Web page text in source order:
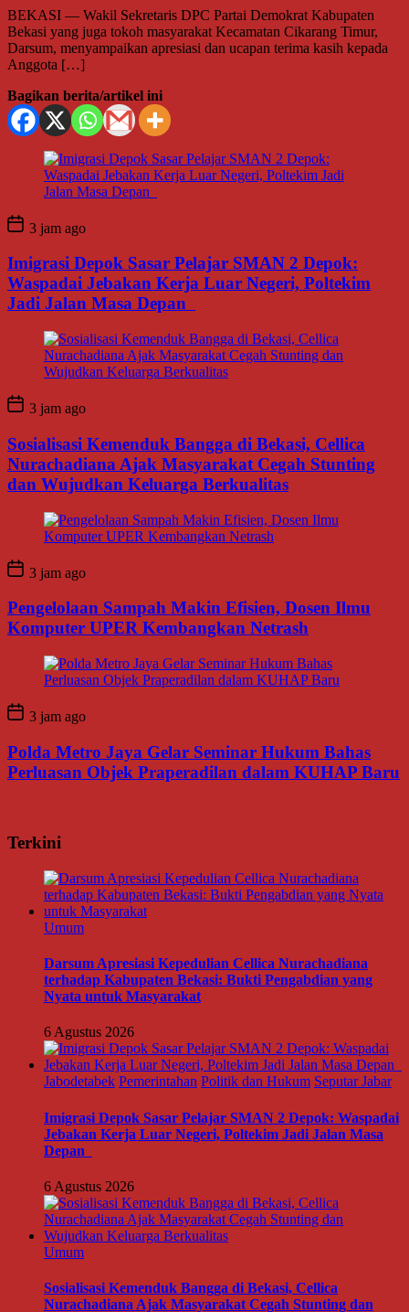
BEKASI — Wakil Sekretaris DPC Partai Demokrat Kabupaten
Bekasi yang juga tokoh masyarakat Kecamatan Cikarang Timur,
Darsum, menyampaikan apresiasi dan ucapan terima kasih kepada
Anggota […]
Bagikan berita/artikel ini
3 jam ago
Imigrasi Depok Sasar Pelajar SMAN 2 Depok:
Waspadai Jebakan Kerja Luar Negeri, Poltekim
Jadi Jalan Masa Depan
3 jam ago
Sosialisasi Kemenduk Bangga di Bekasi, Cellica
Nurachadiana Ajak Masyarakat Cegah Stunting
dan Wujudkan Keluarga Berkualitas
3 jam ago
Pengelolaan Sampah Makin Efisien, Dosen Ilmu
Komputer UPER Kembangkan Netrash
3 jam ago
Polda Metro Jaya Gelar Seminar Hukum Bahas
Perluasan Objek Praperadilan dalam KUHAP Baru
Terkini
Umum
Darsum Apresiasi Kepedulian Cellica Nurachadiana
terhadap Kabupaten Bekasi: Bukti Pengabdian yang
Nyata untuk Masyarakat
6 Agustus 2026
Jabodetabek Pemerintahan Politik dan Hukum Seputar Jabar
Imigrasi Depok Sasar Pelajar SMAN 2 Depok: Waspadai
Jebakan Kerja Luar Negeri, Poltekim Jadi Jalan Masa
Depan
6 Agustus 2026
Umum
Sosialisasi Kemenduk Bangga di Bekasi, Cellica
Nurachadiana Ajak Masyarakat Cegah Stunting dan